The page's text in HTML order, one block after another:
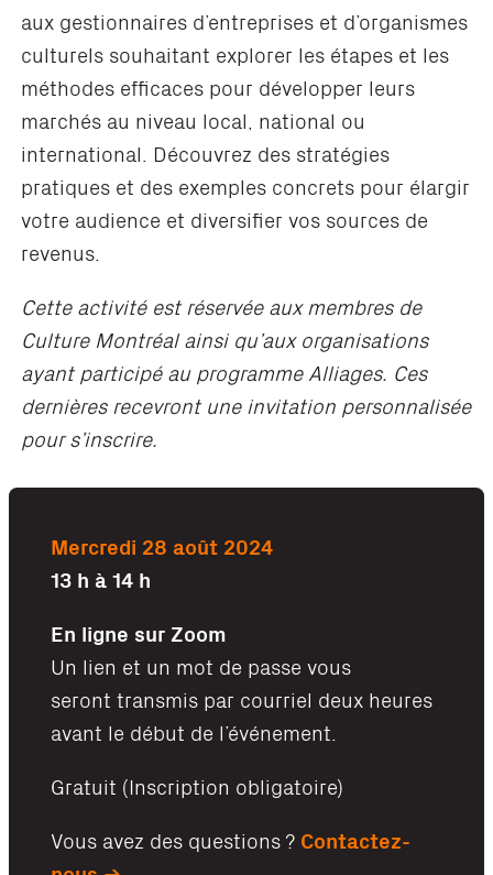
aux gestionnaires d’entreprises et d’organismes
culturels souhaitant explorer les étapes et les
méthodes efficaces pour développer leurs
marchés au niveau local, national ou
international. Découvrez des stratégies
pratiques et des exemples concrets pour élargir
votre audience et diversifier vos sources de
revenus.
Cette activité est réservée aux membres de
Culture Montréal ainsi qu’aux organisations
ayant participé au programme Alliages. Ces
dernières recevront une invitation personnalisée
pour s’inscrire.
Mercredi 28 août 2024
13 h à 14 h
En ligne sur Zoom
Un lien et un mot de passe vous
seront transmis par courriel deux heures
avant le début de l’événement.
Gratuit (Inscription obligatoire)
Vous avez des questions ? Contactez-